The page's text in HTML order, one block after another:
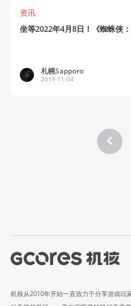
资讯
坐等2022年4月8日！《蜘蛛侠
札幌Sapporo
2019-11-04
机核从2010年开始一直致力于分享游戏玩